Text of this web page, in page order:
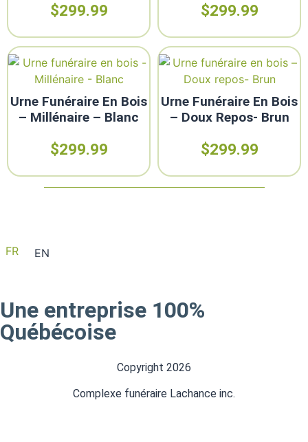
$299.99 $299.99
Urne Funéraire En Bois
– Millénaire – Blanc
$299.99
Urne Funéraire En Bois
– Doux Repos- Brun
$299.99
FR EN
Une entreprise 100%
Québécoise
Copyright 2026
Complexe funéraire Lachance inc.